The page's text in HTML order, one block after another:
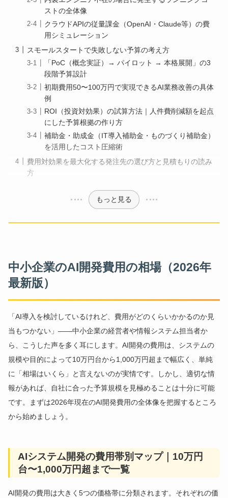
ストの全体像
クラウドAPIの従量課金（OpenAI・Claude等）の費
用シミュレーション
スモールスタートで失敗しない予算の考え方
「PoC（概念実証）→ パイロット → 本格展開」の3
段階予算設計
初期費用50〜100万円で実現できるAI業務改善の具体
例
ROI（投資対効果）の試算方法｜人件費削減額を起点
にした予算根拠の作り方
補助金・助成金（IT導入補助金・ものづくり補助金）
を活用したコスト圧縮術
費用対効果を最大化する発注先の選び方と見積もりの読み
方
もっと見る
中小企業のAI開発費用の相場（2026年
最新版）
「AI導入を検討しているけれど、費用がどのくらいかかるのか見
当もつかない」——中小企業の経営者や情報システム担当者か
ら、こうした声を多く耳にします。AI開発の費用は、システムの
規模や目的によって10万円台から1,000万円超まで幅広く、単純
に「相場はいくら」と言えないのが実情です。しかし、適切な情
報があれば、自社に合った予算規模を見極めることは十分に可能
です。まずは2026年現在のAI開発費用の全体像を把握するところ
から始めましょう。
AIシステム開発の費用帯別マップ｜10万円
台〜1,000万円超まで一覧
AI開発の費用は大きく5つの価格帯に分類されます。それぞれの価